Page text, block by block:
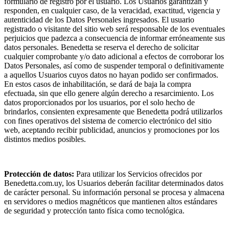
responden, en cualquier caso, de la veracidad, exactitud, vigencia y
autenticidad de los Datos Personales ingresados. El usuario
registrado o visitante del sitio web será responsable de los eventuales
perjuicios que padezca a consecuencia de informar erróneamente sus
datos personales. Benedetta se reserva el derecho de solicitar
cualquier comprobante y/o dato adicional a efectos de corroborar los
Datos Personales, así como de suspender temporal o definitivamente
a aquellos Usuarios cuyos datos no hayan podido ser confirmados.
En estos casos de inhabilitación, se dará de baja la compra
efectuada, sin que ello genere algún derecho a resarcimiento. Los
datos proporcionados por los usuarios, por el solo hecho de
brindarlos, consienten expresamente que Benedetta podrá utilizarlos
con fines operativos del sistema de comercio electrónico del sitio
web, aceptando recibir publicidad, anuncios y promociones por los
distintos medios posibles.
Protección de datos: Para utilizar los Servicios ofrecidos por
Benedetta.com.uy, los Usuarios deberán facilitar determinados datos
de carácter personal. Su información personal se procesa y almacena
en servidores o medios magnéticos que mantienen altos estándares
de seguridad y protección tanto física como tecnológica.